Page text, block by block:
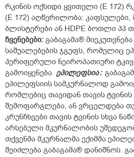
რკინის ოქსიდი ყვითელი (E 172)
(E 172) აღწერილობა: კაფსულები,
ბლისტერები ან HDPE ბოთლი პპ
ჩვენებები: გაბაგამა®
საშუალებების ჯგუფს, რომელიც
პერიფერული ნეიროპათიური
გამოიყენება. ეპილეფსია:
ეპილეფსიის სამკურნალოდ
რომლებიც თავიდან თავის
შემოფარგლება, ან ვრცელდება
კრუნჩხვები თავის ტვინის სხვა
არსებული მკურნალობის
თქვენმა მკურნალმა ექიმმა
შეიძლება გაბაგამა® დანიშნოს.